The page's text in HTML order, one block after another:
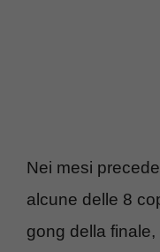
Nei mesi
alcune delle 8
gong della